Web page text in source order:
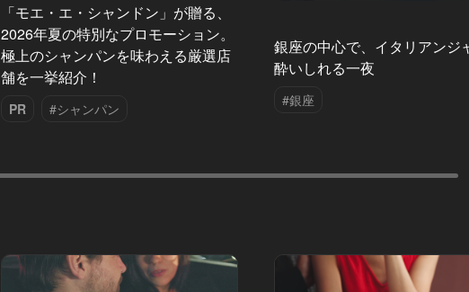
「モエ・エ・シャンドン」が贈る、
2026年夏の特別なプロモーション。
極上のシャンパンを味わえる厳選店
舗を一挙紹介！
PR #シャンパン
銀座の中心で、イタリアンジ
酔いしれる一夜
#銀座